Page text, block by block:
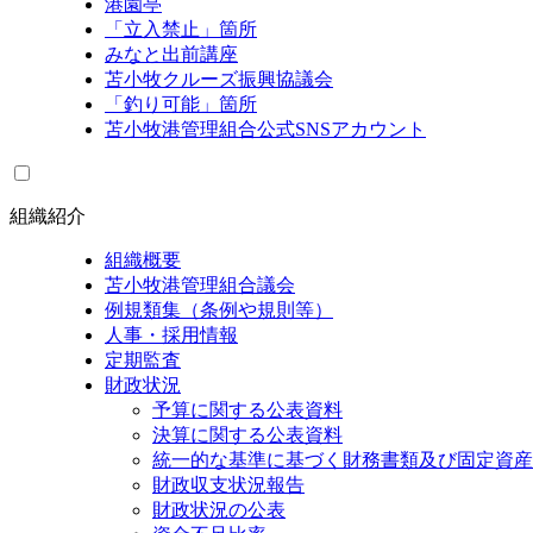
港園亭
「立入禁止」箇所
みなと出前講座
苫小牧クルーズ振興協議会
「釣り可能」箇所
苫小牧港管理組合公式SNSアカウント
組織紹介
組織概要
苫小牧港管理組合議会
例規類集（条例や規則等）
人事・採用情報
定期監査
財政状況
予算に関する公表資料
決算に関する公表資料
統一的な基準に基づく財務書類及び固定資
財政収支状況報告
財政状況の公表